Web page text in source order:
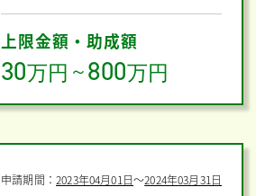
上限金額・助成額
30万円 ～800万円
申請期間：2023年04月01日〜2024年03月31日